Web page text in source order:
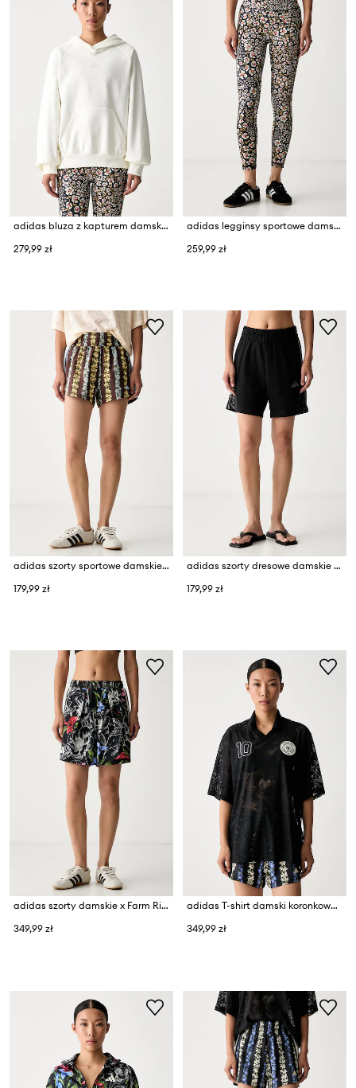
adidas bluza z kapturem damska bawełniana
279,99 zł
adidas legginsy sportowe damskie x Farm Rio
259,99 zł
adidas szorty sportowe damskie x Farm Rio
179,99 zł
adidas szorty dresowe damskie z bawełną Leopard Pack
179,99 zł
adidas szorty damskie x Farm Rio
349,99 zł
adidas T-shirt damski koronkowy x Farm Rio
349,99 zł